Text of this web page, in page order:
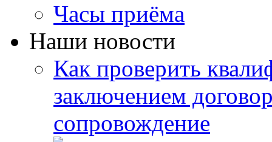
Часы приёма
Наши новости
Как проверить
заключением
сопровождение